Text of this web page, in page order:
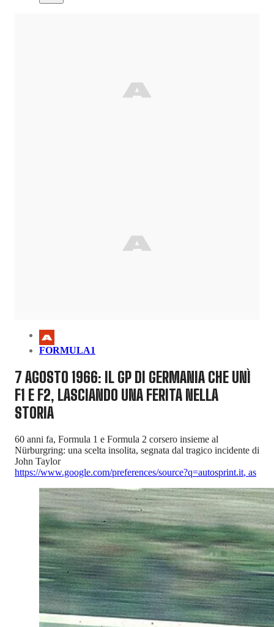
FORMULA1
7 AGOSTO 1966: IL GP DI GERMANIA CHE UNÌ
F1 E F2, LASCIANDO UNA FERITA NELLA
STORIA
60 anni fa, Formula 1 e Formula 2 corsero insieme al
Nürburgring: una scelta insolita, segnata dal tragico incidente di
John Taylor
https://www.google.com/preferences/source?q=autosprint.it, as